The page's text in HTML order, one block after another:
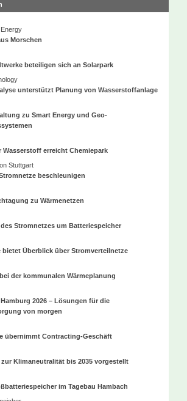
Morschen
beteiligen sich an Solarpark
unterstützt Planung von Wasserstoffanlage
zu Smart Energy und Geo-
Wasserstoff erreicht Chemiepark
Stuttgart
beschleunigen
zu Wärmenetzen
Stromnetzes um Batteriespeicher
bietet Überblick über Stromverteilnetze
der kommunalen Wärmeplanung
2026 – Lösungen für die
von morgen
übernimmt Contracting-Geschäft
zur Klimaneutralität bis 2035 vorgestellt
im Tagebau Hambach